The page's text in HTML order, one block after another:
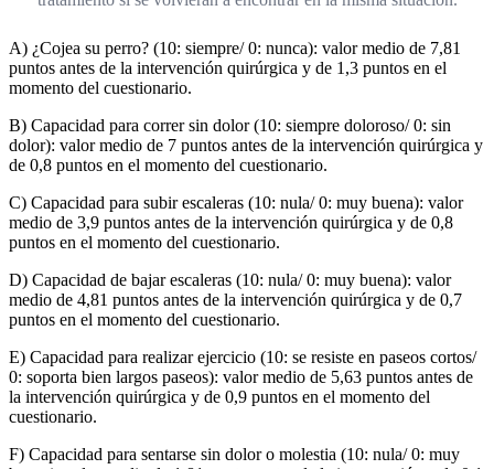
A) ¿Cojea su perro? (10: siempre/ 0: nunca): valor medio de 7,81
puntos antes de la intervención quirúrgica y de 1,3 puntos en el
momento del cuestionario.
B) Capacidad para correr sin dolor (10: siempre doloroso/ 0: sin
dolor): valor medio de 7 puntos antes de la intervención quirúrgica y
de 0,8 puntos en el momento del cuestionario.
C) Capacidad para subir escaleras (10: nula/ 0: muy buena): valor
medio de 3,9 puntos antes de la intervención quirúrgica y de 0,8
puntos en el momento del cuestionario.
D) Capacidad de bajar escaleras (10: nula/ 0: muy buena): valor
medio de 4,81 puntos antes de la intervención quirúrgica y de 0,7
puntos en el momento del cuestionario.
E) Capacidad para realizar ejercicio (10: se resiste en paseos cortos/
0: soporta bien largos paseos): valor medio de 5,63 puntos antes de
la intervención quirúrgica y de 0,9 puntos en el momento del
cuestionario.
F) Capacidad para sentarse sin dolor o molestia (10: nula/ 0: muy